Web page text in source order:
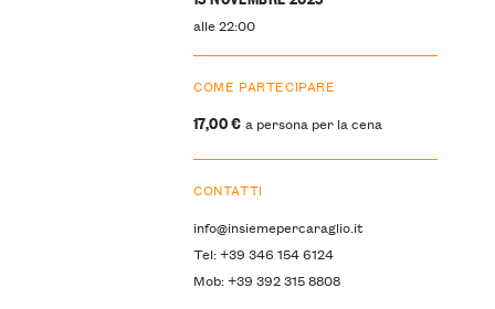
alle 22:00
COME PARTECIPARE
17,00 € a persona per la cena
CONTATTI
info@insiemepercaraglio.it
Tel: +39 346 154 6124
Mob: +39 392 315 8808